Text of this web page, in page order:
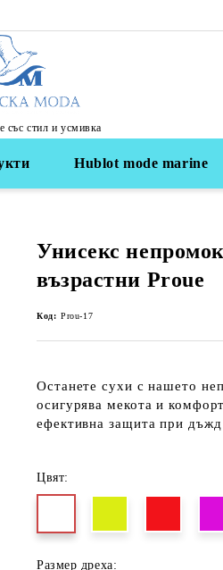
със стил и усмивка
Hublot mode marine
Унисекс
възрастни Proue
Код: Prou-17
Останете сухи с нашето
осигурява мекота и
ефективна защита при дъжд
Цвят:
Размер дреха: